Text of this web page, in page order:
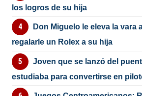
los logros de su hija
Don Miguelo le eleva la vara
regalarle un Rolex a su hija
Joven que se lanzó del
estudiaba para convertirse en